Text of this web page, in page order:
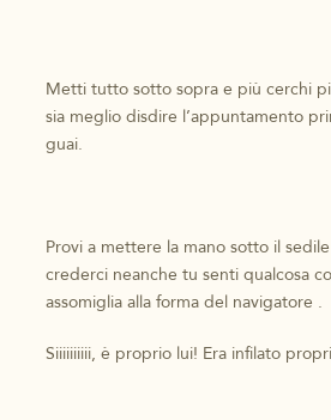
Metti tutto sotto sopra e più cerchi
sia meglio disdire l’appuntamento
guai.
Provi a mettere la mano sotto il
crederci neanche tu senti qualcosa
assomiglia alla forma del navigatore .
Siiiiiiiiii, è proprio lui! Era infilato